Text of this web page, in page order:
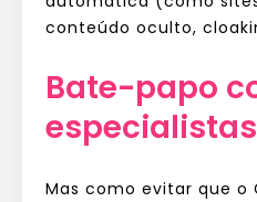
conteúdo oculto,
Bate-papo
especialistas
Mas como evitar que o